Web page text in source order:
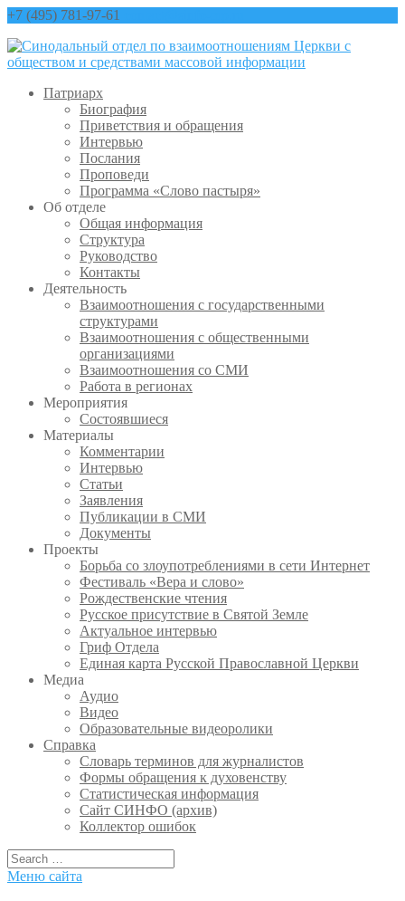
+7 (495) 781-97-61
Патриарх
Биография
Приветствия и обращения
Интервью
Послания
Проповеди
Программа «Слово пастыря»
Об отделе
Общая информация
Структура
Руководство
Контакты
Деятельность
Взаимоотношения с государственными
структурами
Взаимоотношения с общественными
организациями
Взаимоотношения со СМИ
Работа в регионах
Мероприятия
Состоявшиеся
Материалы
Комментарии
Интервью
Статьи
Заявления
Публикации в СМИ
Документы
Проекты
Борьба со злоупотреблениями в сети Интернет
Фестиваль «Вера и слово»
Рождественские чтения
Русское присутствие в Святой Земле
Актуальное интервью
Гриф Отдела
Единая карта Русской Православной Церкви
Медиа
Аудио
Видео
Образовательные видеоролики
Справка
Словарь терминов для журналистов
Формы обращения к духовенству
Статистическая информация
Сайт СИНФО (архив)
Коллектор ошибок
Меню сайта